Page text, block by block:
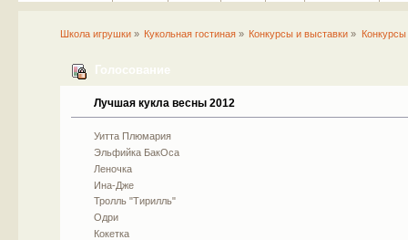
Школа игрушки» Кукольная гостиная » Конкурсы и выставки » Конкурсы
Голосование
Лучшая кукла весны 2012
Уитта Плюмария
Эльфийка БакОса
Леночка
Ина-Дже
Тролль "Тирилль"
Одри
Кокетка